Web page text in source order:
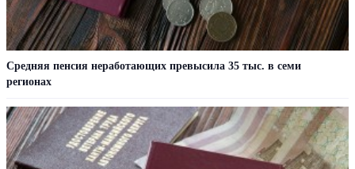
Средняя пенсия неработающих превысила 35 тыс. в семи
регионах